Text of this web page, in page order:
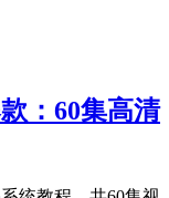
：60集高清